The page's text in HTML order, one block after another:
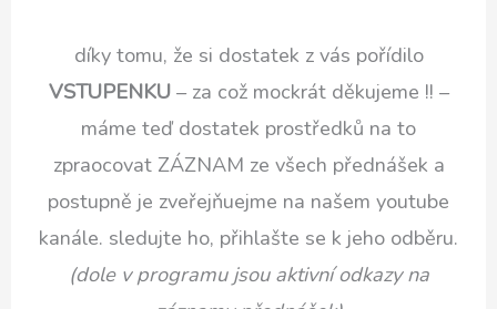
díky tomu, že si dostatek z vás pořídilo
VSTUPENKU– za což mockrát děkujeme !! –
máme teď dostatek prostředků na to
zpraocovat ZÁZNAM ze všech přednášek a
postupně je zveřejňuejme na našem youtube
kanále. sledujte ho, přihlašte se k jeho odběru.
(dole v programu jsou aktivní odkazy na